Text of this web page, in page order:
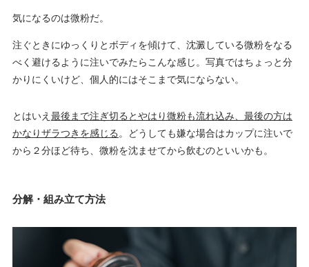
気になるのは微粉だ。
注ぐときにゆっくりとボディを傾けて、沈澱している微粉をなる
べく避けるように注いでみたらこんな感じ。写真ではちょっと分
かりにくいけど、個人的にはそこまで気にならない。
とはいえ 最後まで注ぎ切るとやはり微粉も流れ込み、最後の方は
かなりザラつきを感じる。どうしても嫌な場合はカップに注いで
から２分ほど待ち、微粉を沈ませてから飲むのといいかも。
分解・組み立て方法